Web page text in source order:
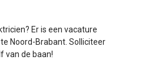
Er is een vacature
Noord-Brabant. Solliciteer
van de baan!